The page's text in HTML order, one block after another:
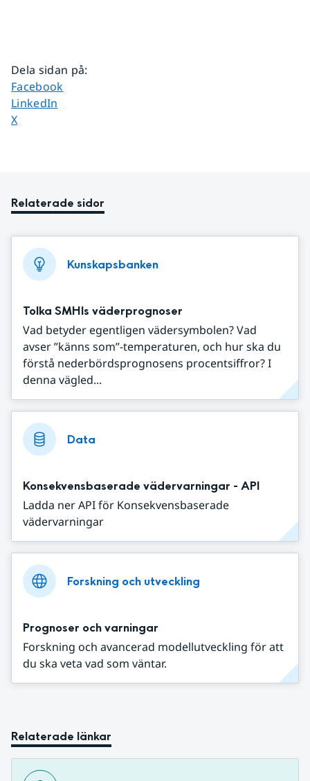
Dela sidan på:
Dela sidan på
Facebook
Dela sidan på
LinkedIn
Dela sidan på
X
Relaterade sidor
Kunskapsbanken
Tolka SMHIs väderprognoser
Vad betyder egentligen vädersymbolen? Vad
avser ”känns som”-temperaturen, och hur ska du
förstå nederbördsprognosens procentsiffror? I
denna vägled...
Data
Konsekvensbaserade vädervarningar - API
Ladda ner API för Konsekvensbaserade
vädervarningar
Forskning och utveckling
Prognoser och varningar
Forskning och avancerad modellutveckling för att
du ska veta vad som väntar.
Relaterade länkar